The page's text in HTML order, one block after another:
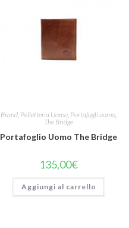
Brand Pelletteria Uomo Portafogli uomo
The Bridge
Portafoglio Uomo The Bridge
135,00€
Aggiungi al carrello